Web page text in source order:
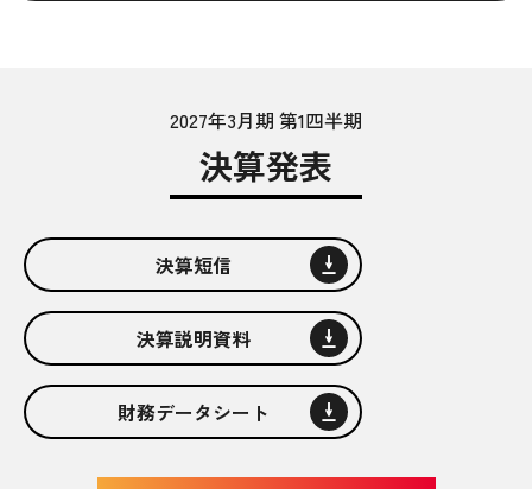
2027年3月期 第1四半期
決算発表
2027年3月期 第1四半期 決算発表
決算短信
2027年3月期 第1四半期 決算発表
決算説明資料
2027年3月期 第1四半期 決算発表
財務データシート